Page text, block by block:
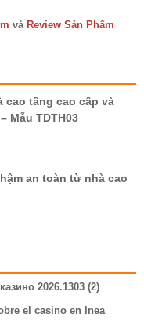
và Review Sản Phẩm
cao tầng cao cấp và
Mẫu TDTH03
an toàn từ nhà cao
2026.1303 (2)
el casino en lnea